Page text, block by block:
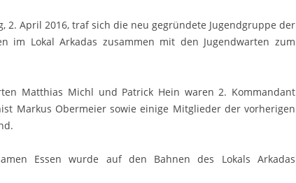
2. April 2016, traf sich die neu gegründete Jugendgruppe der
im Lokal Arkadas zusammen mit den Jugendwarten zum
Matthias Michl und Patrick Hein waren 2. Kommandant
Markus Obermeier sowie einige Mitglieder der vorherigen
Essen wurde auf den Bahnen des Lokals Arkadas